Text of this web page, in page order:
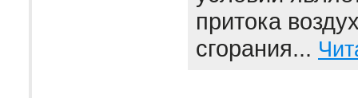
притока
сгорания...